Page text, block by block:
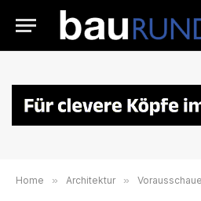
Home » Architektur » Vorausschauende